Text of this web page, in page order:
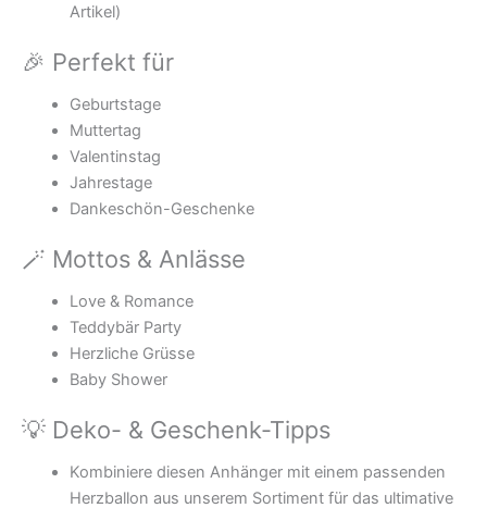
Artikel)
🎉 Perfekt für
Geburtstage
Muttertag
Valentinstag
Jahrestage
Dankeschön-Geschenke
🪄 Mottos & Anlässe
Love & Romance
Teddybär Party
Herzliche Grüsse
Baby Shower
💡 Deko- & Geschenk-Tipps
Kombiniere diesen Anhänger mit einem passenden
Herzballon aus unserem Sortiment für das ultimative